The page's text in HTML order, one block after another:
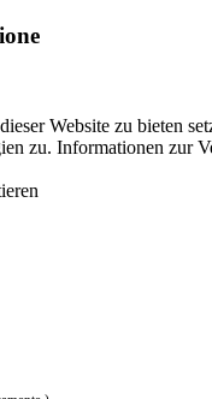
Website zu bieten
zu. Informationen zur